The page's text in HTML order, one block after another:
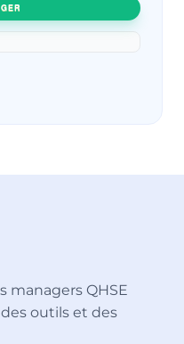
managers QHSE
outils et des